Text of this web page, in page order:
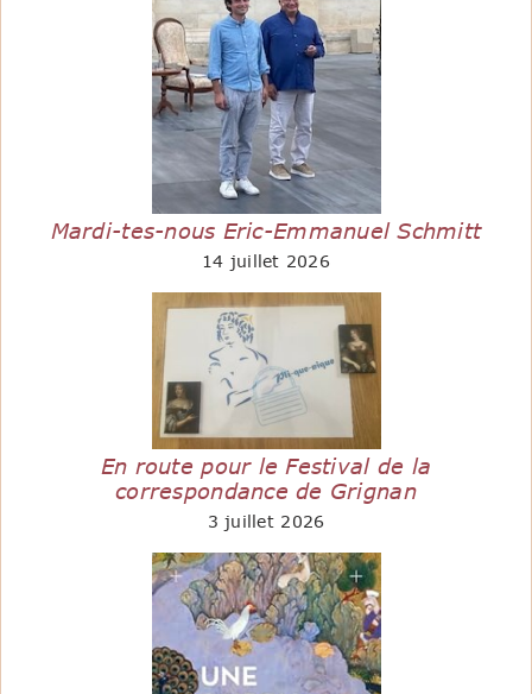
Mardi-tes-nous Eric-Emmanuel Schmitt
14 juillet 2026
En route pour le Festival de la
correspondance de Grignan
3 juillet 2026